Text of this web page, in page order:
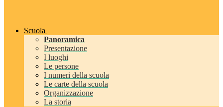
Scuola
Panoramica
Presentazione
I luoghi
Le persone
I numeri della scuola
Le carte della scuola
Organizzazione
La storia